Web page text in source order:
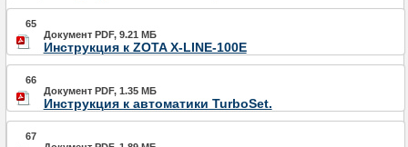
65
Документ PDF, 9.21 МБ
Инструкция к ZOTA X-LINE-100E
66
Документ PDF, 1.35 МБ
Инструкция к автоматики TurboSet.
67